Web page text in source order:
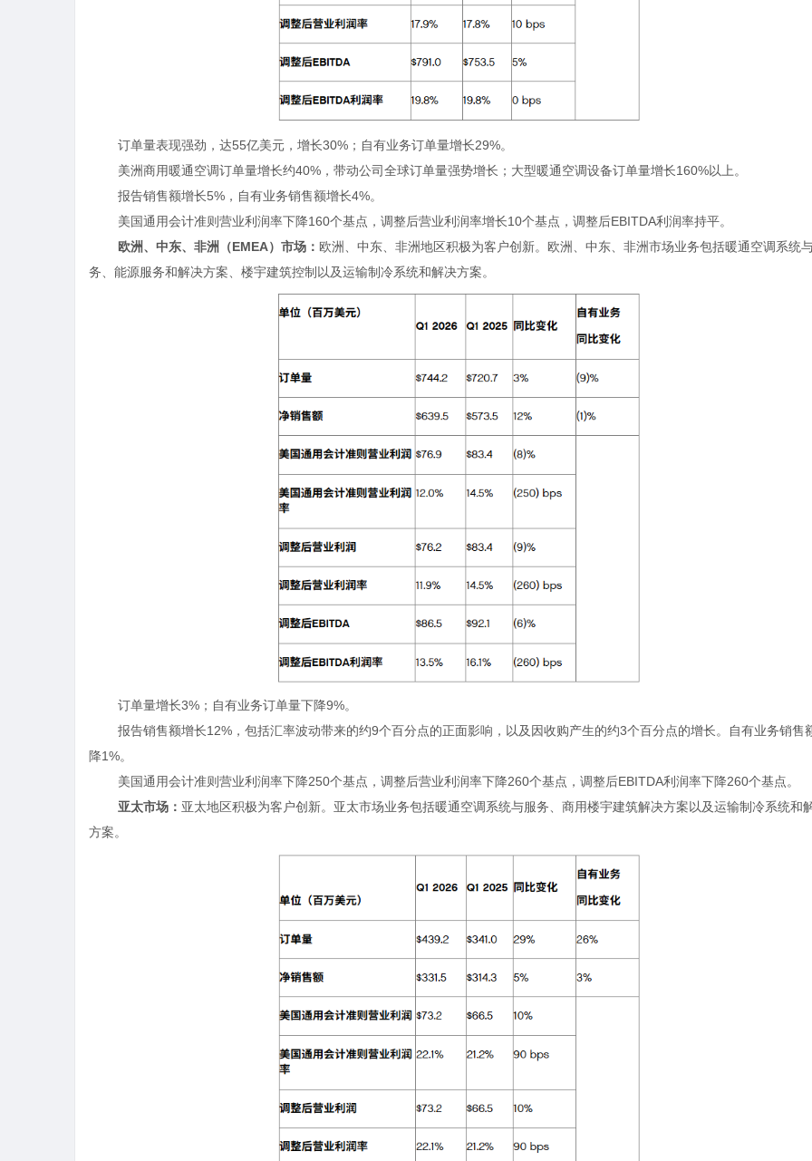
订单量表现强劲，达55亿美元，增长30% ；自有业务订单量增长29%。
美洲商用暖通空调订单量增长约40% ，带动公司全球订单量强势增长；大型暖通空调设备订单量增长160%以上。
报告销售额增长5% ，自有业务销售额增长4%。
美国通用会计准则营业利润率下降160个基点，调整后营业利润率增长10个基点，调整后EBITDA利润率持平。
欧洲、中东、非洲（EMEA）市场： 欧洲、中东、非洲地区积极为客户创新。欧洲、中东、非洲市场业务包括暖通空调系统
务、能源服务和解决方案、楼宇建筑控制以及运输制冷系统和解决方案。
订单量增长3% ；自有业务订单量下降9%。
报告销售额增长12% ，包括汇率波动带来的约9个百分点的正面影响，以及因收购产生的约3个百分点的增长。自有业务销售
降1%。
美国通用会计准则营业利润率下降250个基点，调整后营业利润率下降260个基点，调整后EBITDA利润率下降260个基点。
亚太市场： 亚太地区积极为客户创新。亚太市场业务包括暖通空调系统与服务、商用楼宇建筑解决方案以及运输制冷系统和
方案。